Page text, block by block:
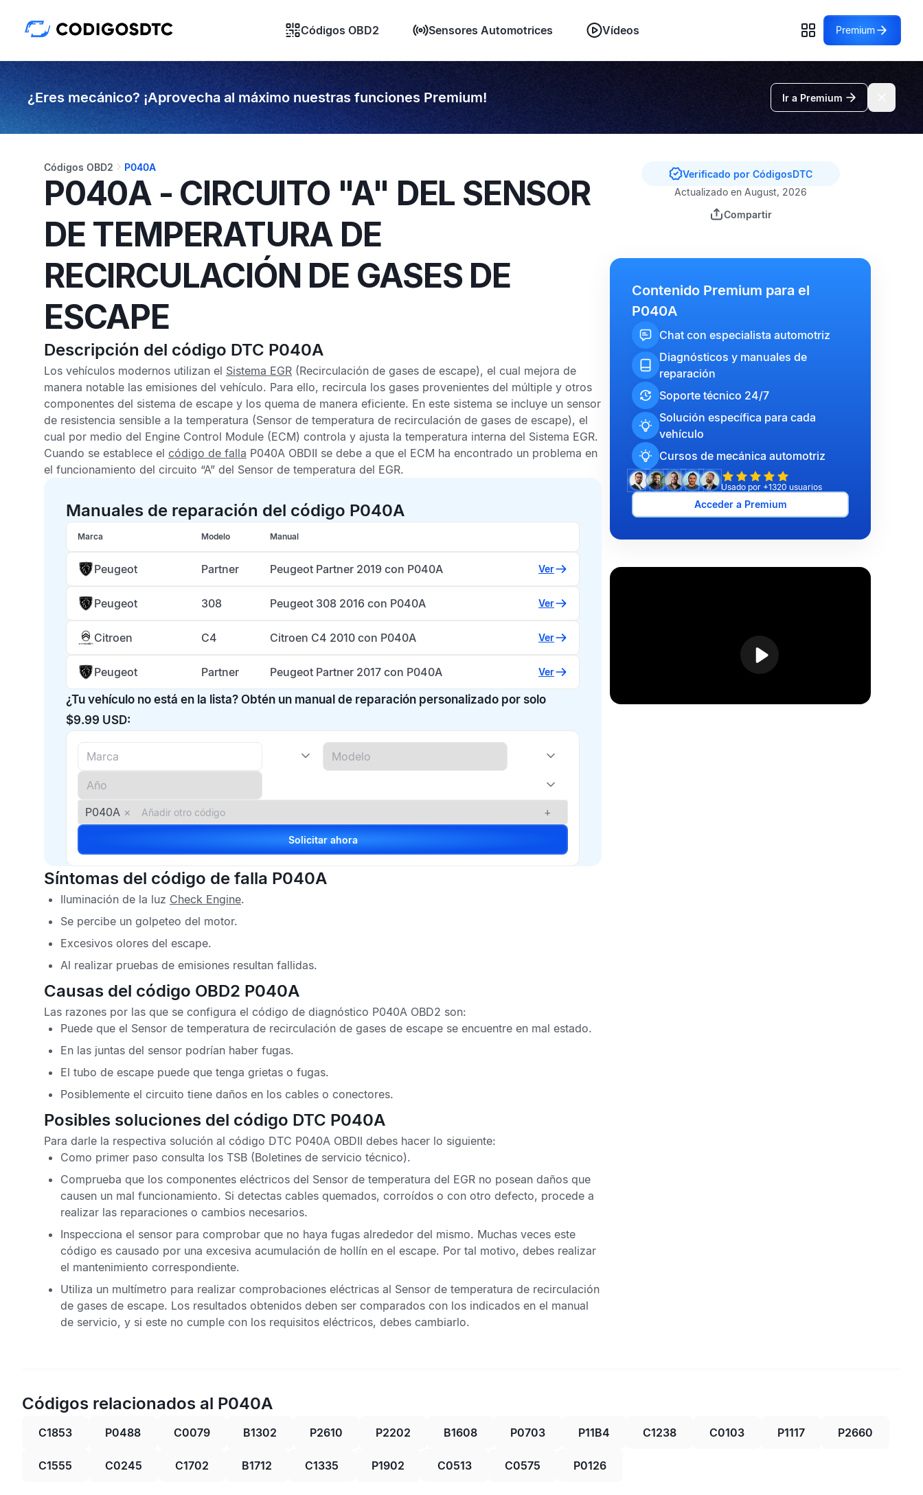
Códigos OBD2 Sensores Automotrices Vídeos Premium
¿Eres mecánico? ¡Aprovecha al máximo nuestras funciones Premium! Ir a Premium
Códigos OBD2 P040A
P040A - CIRCUITO "A" DEL SENSOR
DE TEMPERATURA DE
RECIRCULACIÓN DE GASES DE
ESCAPE
Descripción del código DTC P040A
Los vehículos modernos utilizan el Sistema EGR (Recirculación de gases de escape), el cual mejora de
manera notable las emisiones del vehículo. Para ello, recircula los gases provenientes del múltiple y otros
componentes del sistema de escape y los quema de manera eficiente. En este sistema se incluye un sensor
de resistencia sensible a la temperatura (Sensor de temperatura de recirculación de gases de escape), el
cual por medio del Engine Control Module (ECM) controla y ajusta la temperatura interna del Sistema EGR.
Cuando se establece el código de falla P040A OBDII se debe a que el ECM ha encontrado un problema en
el funcionamiento del circuito “A” del Sensor de temperatura del EGR.
Manuales de reparación del código P040A
Marca Modelo Manual
Peugeot Partner Peugeot Partner 2019 con P040A Ver
Peugeot 308 Peugeot 308 2016 con P040A Ver
Citroen C4 Citroen C4 2010 con P040A Ver
Peugeot Partner Peugeot Partner 2017 con P040A Ver
¿Tu vehículo no está en la lista? Obtén un manual de reparación personalizado por solo
$9.99 USD:
P040A × +
Solicitar ahora
Síntomas del código de falla P040A
Iluminación de la luz Check Engine.
Se percibe un golpeteo del motor.
Excesivos olores del escape.
Al realizar pruebas de emisiones resultan fallidas.
Causas del código OBD2 P040A
Las razones por las que se configura el código de diagnóstico P040A OBD2 son:
Puede que el Sensor de temperatura de recirculación de gases de escape se encuentre en mal estado.
En las juntas del sensor podrían haber fugas.
El tubo de escape puede que tenga grietas o fugas.
Posiblemente el circuito tiene daños en los cables o conectores.
Posibles soluciones del código DTC P040A
Para darle la respectiva solución al código DTC P040A OBDII debes hacer lo siguiente:
Como primer paso consulta los TSB (Boletines de servicio técnico).
Comprueba que los componentes eléctricos del Sensor de temperatura del EGR no posean daños que
causen un mal funcionamiento. Si detectas cables quemados, corroídos o con otro defecto, procede a
realizar las reparaciones o cambios necesarios.
Inspecciona el sensor para comprobar que no haya fugas alrededor del mismo. Muchas veces este
código es causado por una excesiva acumulación de hollín en el escape. Por tal motivo, debes realizar
el mantenimiento correspondiente.
Utiliza un multímetro para realizar comprobaciones eléctricas al Sensor de temperatura de recirculación
de gases de escape. Los resultados obtenidos deben ser comparados con los indicados en el manual
de servicio, y si este no cumple con los requisitos eléctricos, debes cambiarlo.
Verificado por CódigosDTC
Actualizado en August, 2026
Compartir
Contenido Premium para el
P040A
Chat con especialista automotriz
Diagnósticos y manuales de
reparación
Soporte técnico 24/7
Solución específica para cada
vehículo
Cursos de mecánica automotriz
Usado por +1320 usuarios
Acceder a Premium
Códigos relacionados al P040A
C1853 P0488 C0079 B1302 P2610 P2202 B1608 P0703 P11B4 C1238 C0103 P1117 P2660
C1555 C0245 C1702 B1712 C1335 P1902 C0513 C0575 P0126